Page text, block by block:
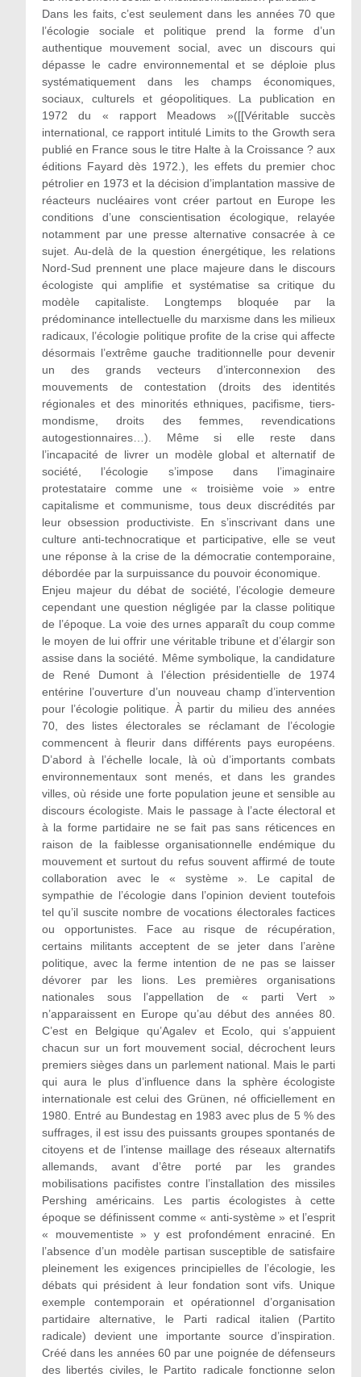
Dans les faits, c’est seulement dans les années 70 que
l’écologie sociale et politique prend la forme d’un
authentique mouvement social, avec un discours qui
dépasse le cadre environnemental et se déploie plus
systématiquement dans les champs économiques,
sociaux, culturels et géopolitiques. La publication en
1972 du « rapport Meadows »([[Véritable succès
international, ce rapport intitulé Limits to the Growth sera
publié en France sous le titre Halte à la Croissance ? aux
éditions Fayard dès 1972.), les effets du premier choc
pétrolier en 1973 et la décision d’implantation massive de
réacteurs nucléaires vont créer partout en Europe les
conditions d’une conscientisation écologique, relayée
notamment par une presse alternative consacrée à ce
sujet. Au-delà de la question énergétique, les relations
Nord-Sud prennent une place majeure dans le discours
écologiste qui amplifie et systématise sa critique du
modèle capitaliste. Longtemps bloquée par la
prédominance intellectuelle du marxisme dans les milieux
radicaux, l’écologie politique profite de la crise qui affecte
désormais l’extrême gauche traditionnelle pour devenir
un des grands vecteurs d’interconnexion des
mouvements de contestation (droits des identités
régionales et des minorités ethniques, pacifisme, tiers-
mondisme, droits des femmes, revendications
autogestionnaires…). Même si elle reste dans
l’incapacité de livrer un modèle global et alternatif de
société, l’écologie s’impose dans l’imaginaire
protestataire comme une « troisième voie » entre
capitalisme et communisme, tous deux discrédités par
leur obsession productiviste. En s’inscrivant dans une
culture anti-technocratique et participative, elle se veut
une réponse à la crise de la démocratie contemporaine,
débordée par la surpuissance du pouvoir économique.
Enjeu majeur du débat de société, l’écologie demeure
cependant une question négligée par la classe politique
de l’époque. La voie des urnes apparaît du coup comme
le moyen de lui offrir une véritable tribune et d’élargir son
assise dans la société. Même symbolique, la candidature
de René Dumont à l’élection présidentielle de 1974
entérine l’ouverture d’un nouveau champ d’intervention
pour l’écologie politique. À partir du milieu des années
70, des listes électorales se réclamant de l’écologie
commencent à fleurir dans différents pays européens.
D’abord à l’échelle locale, là où d’importants combats
environnementaux sont menés, et dans les grandes
villes, où réside une forte population jeune et sensible au
discours écologiste. Mais le passage à l’acte électoral et
à la forme partidaire ne se fait pas sans réticences en
raison de la faiblesse organisationnelle endémique du
mouvement et surtout du refus souvent affirmé de toute
collaboration avec le « système ». Le capital de
sympathie de l’écologie dans l’opinion devient toutefois
tel qu’il suscite nombre de vocations électorales factices
ou opportunistes. Face au risque de récupération,
certains militants acceptent de se jeter dans l’arène
politique, avec la ferme intention de ne pas se laisser
dévorer par les lions. Les premières organisations
nationales sous l’appellation de « parti Vert »
n’apparaissent en Europe qu’au début des années 80.
C’est en Belgique qu’Agalev et Ecolo, qui s’appuient
chacun sur un fort mouvement social, décrochent leurs
premiers sièges dans un parlement national. Mais le parti
qui aura le plus d’influence dans la sphère écologiste
internationale est celui des Grünen, né officiellement en
1980. Entré au Bundestag en 1983 avec plus de 5 % des
suffrages, il est issu des puissants groupes spontanés de
citoyens et de l’intense maillage des réseaux alternatifs
allemands, avant d’être porté par les grandes
mobilisations pacifistes contre l’installation des missiles
Pershing américains. Les partis écologistes à cette
époque se définissent comme « anti-système » et l’esprit
« mouvementiste » y est profondément enraciné. En
l’absence d’un modèle partisan susceptible de satisfaire
pleinement les exigences principielles de l’écologie, les
débats qui président à leur fondation sont vifs. Unique
exemple contemporain et opérationnel d’organisation
partidaire alternative, le Parti radical italien (Partito
radicale) devient une importante source d’inspiration.
Créé dans les années 60 par une poignée de défenseurs
des libertés civiles, le Partito radicale fonctionne selon